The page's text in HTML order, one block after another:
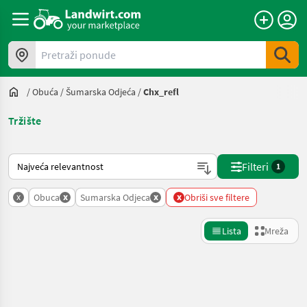
Pretraži ponude
/Obuća /Šumarska Odjeća /Chx_refl
Tržište
Način na koji sortira Landwirt.com
Filteri 1
x Obuca x Sumarska Odjeca x x Obriši sve filtere
Lista Mreža